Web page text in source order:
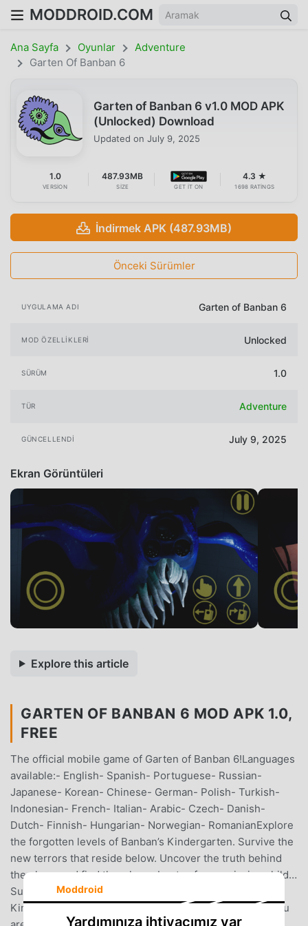
MODDROID.COM
Ana Sayfa Oyunlar
Adventure
Garten Of Banban 6
Garten of Banban 6 v1.0 MOD APK
(Unlocked) Download
Updated on July 9, 2025
1.0
VERSION
487.93MB
SIZE GET IT ON
4.3 ★
1698 RATINGS
İndirmek APK (487.93MB)
Önceki Sürümler
UYGULAMA ADI Garten of Banban 6
MOD ÖZELLIKLERI Unlocked
SÜRÜM 1.0
TÜR Adventure
GÜNCELLENDI July 9, 2025
Ekran Görüntüleri
Explore this article
GARTEN OF BANBAN 6 MOD APK 1.0,
FREE
The official mobile game of Garten of Banban 6!Languages
available:- English- Spanish- Portuguese- Russian-
Japanese- Korean- Chinese- German- Polish- Turkish-
Indonesian- French- Italian- Arabic- Czech- Danish-
Dutch- Finnish- Hungarian- Norwegian- RomanianExplore
the forgotten levels of Banban’s Kindergarten. Survive the
new terrors that reside below. Uncover the truth behind
the place, and find the whereabouts of your missing child…
Survive the never-entered levels of Banban’s
Kindergarten:After the events of Garten of Banban 4, you
Moddroid
Yardımınıza ihtiyacımız var